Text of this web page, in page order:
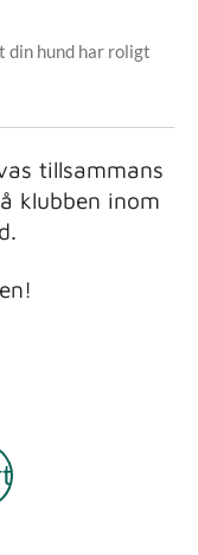
din hund har roligt
tillsammans
klubben inom